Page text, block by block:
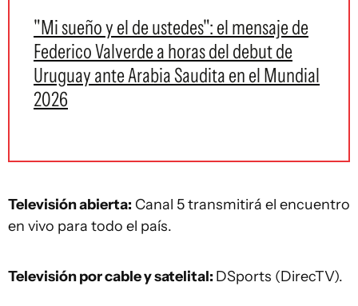
"Mi sueño y el de ustedes": el mensaje de
Federico Valverde a horas del debut de
Uruguay ante Arabia Saudita en el Mundial
2026
Televisión abierta: Canal 5 transmitirá el encuentro
en vivo para todo el país.
Televisión por cable y satelital: DSports (DirecTV).